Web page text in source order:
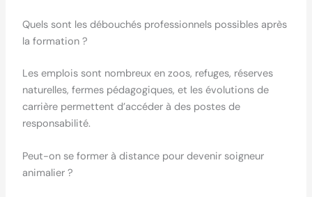
Quels sont les débouchés professionnels possibles après
la formation ?
Les emplois sont nombreux en zoos, refuges, réserves
naturelles, fermes pédagogiques, et les évolutions de
carrière permettent d’accéder à des postes de
responsabilité.
Peut-on se former à distance pour devenir soigneur
animalier ?